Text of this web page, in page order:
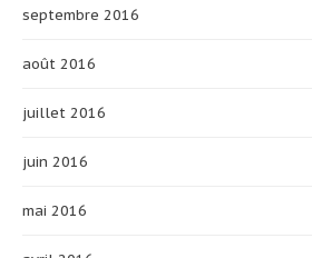
septembre 2016
août 2016
juillet 2016
juin 2016
mai 2016